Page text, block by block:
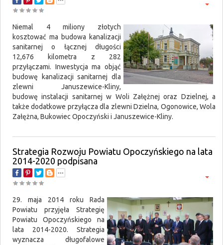
Niemal 4 miliony złotych
kosztować ma budowa kanalizacji
sanitarnej o łącznej długości
12,676 kilometra z 282
przyłączami. Inwestycja ma objąć
budowę kanalizacji sanitarnej dla
zlewni Januszewice-Kliny,
budowę instalacji sanitarnej w Woli Załężnej oraz Dzielnej, a
także dodatkowe przyłącza dla zlewni Dzielna, Ogonowice, Wola
Załężna, Bukowiec Opoczyński i Januszewice-Kliny.
Strategia Rozwoju Powiatu Opoczyńskiego na lata
2014-2020 podpisana
29. maja 2014 roku Rada
Powiatu przyjęła Strategię
Powiatu Opoczyńskiego na
lata 2014-2020. Strategia
wyznacza długofalowe